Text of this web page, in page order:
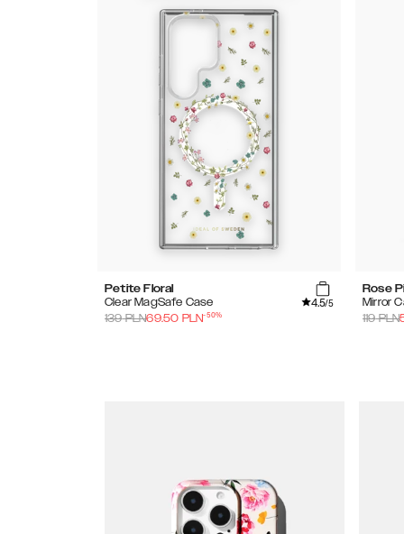
Petite Floral
Clear MagSafe Case
4.5/5
139PLN69.50 PLN-50%
Rose
Mirror
119PLN